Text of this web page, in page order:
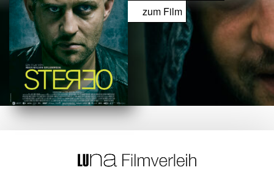
zum Film